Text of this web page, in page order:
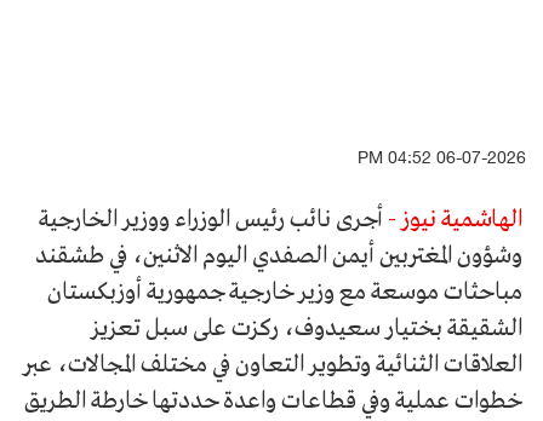
06-07-2026 04:52 PM
الهاشمية نيوز - أجرى نائب رئيس الوزراء ووزير الخارجية
وشؤون المغتربين أيمن الصفدي اليوم الاثنين، في طشقند
مباحثات موسعة مع وزير خارجية جمهورية أوزبكستان
الشقيقة بختيار سعيدوف، ركزت على سبل تعزيز
العلاقات الثنائية وتطوير التعاون في مختلف المجالات، عبر
خطوات عملية وفي قطاعات واعدة حددتها خارطة الطريق